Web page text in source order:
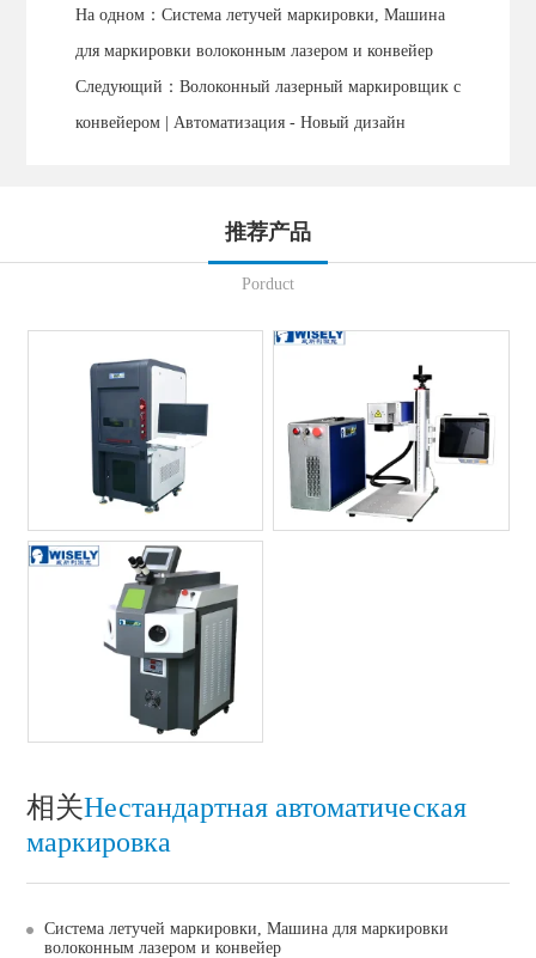
На одном： Система летучей маркировки, Машина
для маркировки волоконным лазером и конвейер
Следующий： Волоконный лазерный маркировщик с
конвейером | Автоматизация - Новый дизайн
推荐产品
Porduct
相关Нестандартная автоматическая
маркировка
Система летучей маркировки, Машина для маркировки
волоконным лазером и конвейер